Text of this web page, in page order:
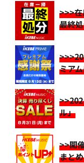
>>>
最終
ミア
ル」
>>開
まと